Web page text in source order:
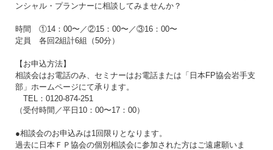
ンシャル・プランナーに相談してみませんか？
時間 ①14：00〜／②15：00〜／③16：00〜
定員 各回2組計6組（50分）
【お申込方法】
相談会はお電話のみ、セミナーはお電話または「日本FP協会岩手支
部」ホームページにて承ります。
TEL：0120-874-251
（受付時間／平日10：00〜17：00）
●相談会のお申込みは1回限りとなります。
過去に日本ＦＰ協会の個別相談会に参加された方はご遠慮願いま